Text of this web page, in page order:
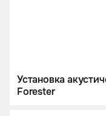
Установка
Forester